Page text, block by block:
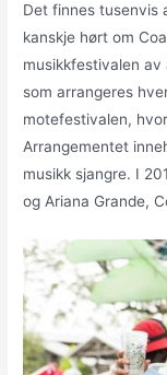
Det finnes tusenvis
kanskje hørt om
musikkfestivalen
som arrangeres
motefestivalen,
Arrangementet
musikk sjangre. I
og Ariana Grande,